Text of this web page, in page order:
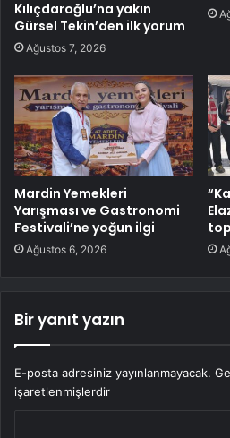
Kılıçdaroğlu’na yakın
Gürsel Tekin’den ilk yorum
Ağustos 7, 2026
Mardin Yemekleri
Yarışması ve Gastronomi
Festivali’ne yoğun ilgi
Ağustos 6, 2026
Bir yanıt yazın
E-posta adresiniz yayınlanmayacak.
işaretlenmişlerdir